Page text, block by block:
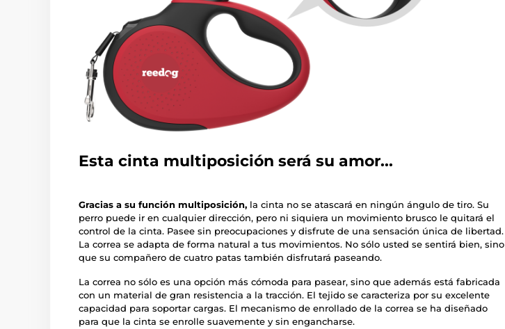
Esta cinta multiposición será su amor...
Gracias a su función multiposición, la cinta no se atascará en ningún ángulo de tiro. Su
perro puede ir en cualquier dirección, pero ni siquiera un movimiento brusco le quitará el
control de la cinta. Pasee sin preocupaciones y disfrute de una sensación única de libertad.
La correa se adapta de forma natural a tus movimientos. No sólo usted se sentirá bien, sino
que su compañero de cuatro patas también disfrutará paseando.
La correa no sólo es una opción más cómoda para pasear, sino que además está fabricada
con un material de gran resistencia a la tracción. El tejido se caracteriza por su excelente
capacidad para soportar cargas. El mecanismo de enrollado de la correa se ha diseñado
para que la cinta se enrolle suavemente y sin engancharse.